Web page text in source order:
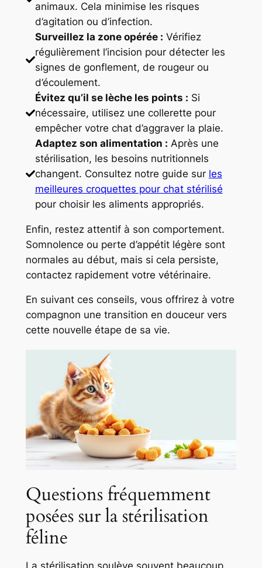
animaux. Cela minimise les risques
d’agitation ou d’infection.
Surveillez la zone opérée : Vérifiez
régulièrement l’incision pour détecter les
signes de gonflement, de rougeur ou
d’écoulement.
Évitez qu’il se lèche les points : Si
nécessaire, utilisez une collerette pour
empêcher votre chat d’aggraver la plaie.
Adaptez son alimentation : Après une
stérilisation, les besoins nutritionnels
changent. Consultez notre guide sur les
meilleures croquettes pour chat stérilisé
pour choisir les aliments appropriés.
Enfin, restez attentif à son comportement.
Somnolence ou perte d’appétit légère sont
normales au début, mais si cela persiste,
contactez rapidement votre vétérinaire.
En suivant ces conseils, vous offrirez à votre
compagnon une transition en douceur vers
cette nouvelle étape de sa vie.
Questions fréquemment
posées sur la stérilisation
féline